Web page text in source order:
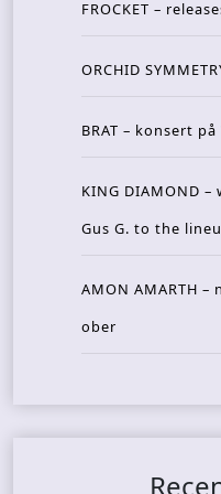
FROCKET –
ORCHID
BRAT – konsert
KING DIAMOND
Gus G. to the
AMON AMARTH
ober